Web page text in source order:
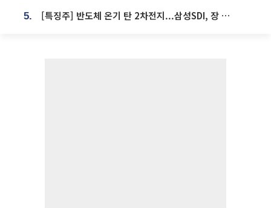
5. [특징주] 반도체 온기 탄 2차전지...삼성SDI, 장 초반 7% 넘게 껑충